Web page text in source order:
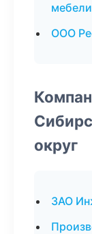
мебели
ООО
округ
ЗАО